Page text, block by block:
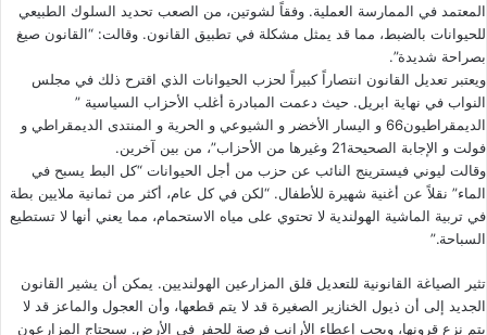
المعتمد في الممارسة العملية. وفقاً لشوتين، من الصعب تحديد السلوك الطبيعي
للحيوانات بالضبط، مما قد يمثل مشكلة في تطبيق القانون. وقالت: “القانون صيغ
بصراحة شديدة”.
ويعتبر تعديل القانون انتصاراً كبيراً لحزب الحيوانات الذي اقترح ذلك في مجلس
النواب في نهاية ابريل. حيث دعمت المبادرة أغلب الأحزاب السياسية ”
الديمقراطيون66 و اليسار الأخضر و الشيوعي و الحرية و المنتدى الديمقراطي و
فولت و الإجابة الصحيحة21 وغيرها من الأحزاب”، من بين آخرين.
وقالت ليوني فيسترينج النائب عن حزب من أجل الحيوانات “كل البط يسبح في
الماء” نقلاً عن أغنية شهيرة للأطفال. “لكن في كل عام، أكثر من ثمانية ملايين بطة
في تربية الماشية الهولندية لا تحتوي على مياه الاستحمام، مما يعني أنها لا تستطيع
السباحة.”
تثير الصياغة القانونية للتعديل قلق المزارعين الهولنديين. يمكن أن يشير القانون
الجديد إلى أن ذيول الخنازير الصغيرة قد لا يتم قطعها، وأن العجول والماعز قد لا
يتم نزع قرونها، ويجب إعطاء الأرانب فرصة للحفر في الأرض. سيحتاج المزارعون